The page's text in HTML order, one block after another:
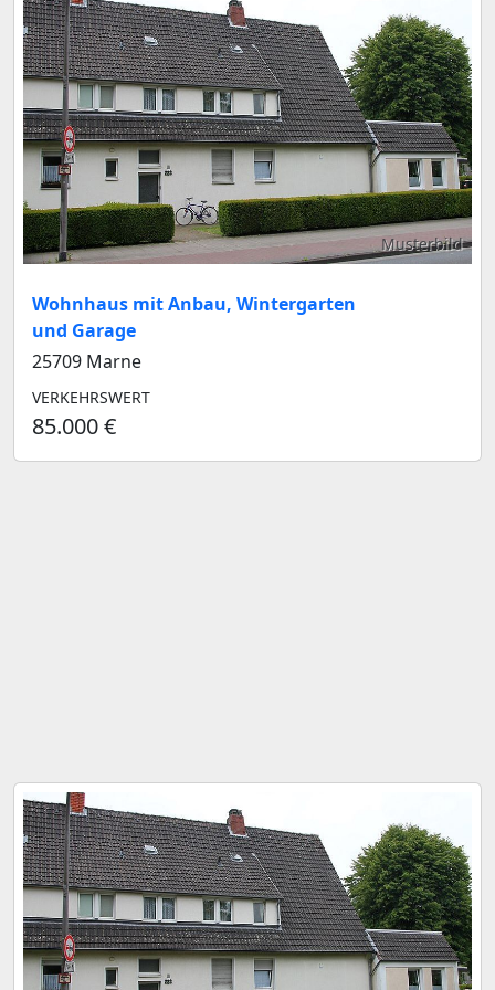
Musterbild
Wohnhaus mit Anbau, Wintergarten
und Garage
25709 Marne
VERKEHRSWERT
85.000 €